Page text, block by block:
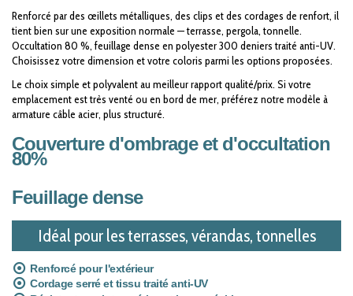
Renforcé par des œillets métalliques, des clips et des cordages de renfort, il
tient bien sur une exposition normale — terrasse, pergola, tonnelle.
Occultation 80 %, feuillage dense en polyester 300 deniers traité anti-UV.
Choisissez votre dimension et votre coloris parmi les options proposées.
Le choix simple et polyvalent au meilleur rapport qualité/prix. Si votre
emplacement est très venté ou en bord de mer, préférez notre modèle à
armature câble acier, plus structuré.
Couverture d'ombrage et d'occultation
80%
Feuillage dense
Idéal pour les terrasses, vérandas, tonnelles
Renforcé pour l'extérieur
Cordage serré et tissu traité anti-UV